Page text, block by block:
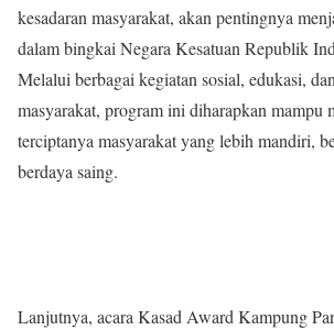
kesadaran masyarakat, akan pentingnya
dalam bingkai Negara Kesatuan Republik
Melalui berbagai kegiatan sosial, edukasi,
masyarakat, program ini diharapkan mampu
terciptanya masyarakat yang lebih mandiri,
berdaya saing.
Lanjutnya, acara Kasad Award Kampung